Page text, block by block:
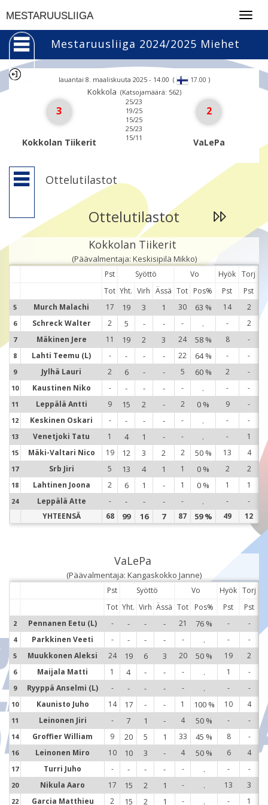
MESTARUUSLIIGA
Mestaruusliiga 2024/2025 Miehet
lauantai 8. maaliskuuta 2025 - 14.00 ( 17.00 )
Kokkola (Katsojamäärä: 562)
3
Kokkolan Tiikerit
25/23
19/25
15/25
25/23
15/11
2
VaLePa
Ottelutilastot
Ottelutilastot
Kokkolan Tiikerit
(Päävalmentaja: Keskisipilä Mikko)
Pst Syöttö Vo Hyök Torj
Tot Yht. Virh Ässä Tot Pos% Pst Pst
5 Murch Malachi 17 19 3 1 30 63 % 14 2
6 Schreck Walter 2 5 - - - . - 2
7 Mäkinen Jere 11 19 2 3 24 58 % 8 -
8 Lahti Teemu (L) - - - - 22 64 % - -
9 Jylhä Lauri 2 6 - - 5 60 % 2 -
10 Kaustinen Niko - - - - - . - -
11 Leppälä Antti 9 15 2 - 2 0 % 9 -
12 Keskinen Oskari - - - - - . - -
13 Venetjoki Tatu 1 4 1 - - . - 1
15 Mäki-Valtari Nico 19 12 3 2 2 50 % 13 4
17 Srb Jiri 5 13 4 1 1 0 % 2 2
18 Lahtinen Joona 2 6 1 - 1 0 % 1 1
24 Leppälä Atte - - - - - . -
-
YHTEENSÄ
68 99 16 7 87 59 % 49 12
VaLePa
(Päävalmentaja: Kangaskokko Janne)
Pst Syöttö Vo Hyök Torj
Tot Yht. Virh Ässä Tot Pos% Pst Pst
2 Pennanen Eetu (L) - - - - 21 76 % - -
4 Parkkinen Veeti - - - - - . - -
5 Muukkonen Aleksi 24 19 6 3 20 50 % 19 2
6 Maijala Matti 1 4 - - - . 1 -
9 Ryyppä Anselmi (L) - - - - - . - -
10 Kaunisto Juho 14 17 - - 1 100 % 10 4
11 Leinonen Jiri - 7 1 - 4 50 % - -
14 Groffier William 9 20 5 1 33 45 % 8 -
16 Leinonen Miro 10 10 3 - 4 50 % 6 4
17 Turri Juho - - - - - . - -
20 Nikula Aaro 17 15 2 1 - . 13 3
22 Garcia Matthieu 2 15 2 1 - . - 1
5
15
10
11
14
16